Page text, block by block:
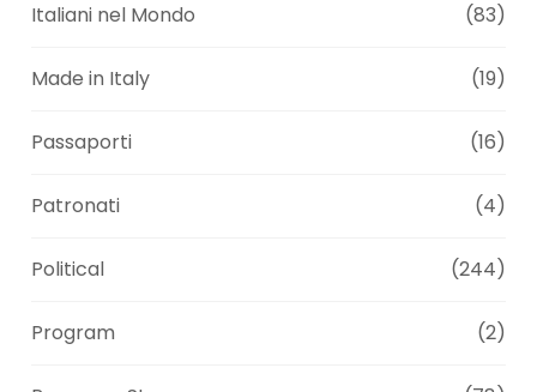
Italiani nel Mondo (83)
Made in Italy (19)
Passaporti (16)
Patronati (4)
Political (244)
Program (2)